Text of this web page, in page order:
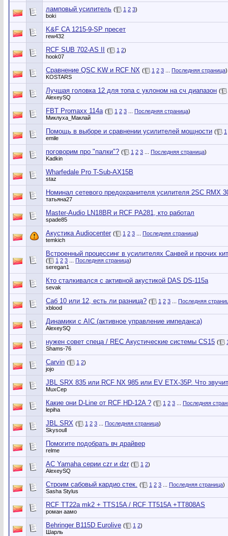
ламповый усилитель ( 1 2 3)
boki
K&F CA 1215-9-SP пресет
rew432
RCF SUB 702-AS II ( 1 2)
hook07
Сравнение QSC KW и RCF NX ( 1 2 3 Последняя страница)
KOSTARS
Лучшая головка 12 для топа с уклоном на сч диапазон (
AlexeySQ
FBT Promaxx 114a ( 1 2 3 Последняя страница)
Миклуха_Маклай
Помощь в выборе и сравнении усилителей мощности (
1
emile
поговорим про "палки"? ( 1 2 3 Последняя страница)
Kadkin
Wharfedale Pro T-Sub-AX15B
staz
Номинал сетевого предохранителя усилителя 2SC RMX
татьяна27
Master-Audio LN18BR и RCF PA281, кто работал
spade85
Акустика Audiocenter ( 1 2 3 Последняя страница)
temkich
Встроенный процессинг в усилителях Санвей и прочих
( 1 2 3 Последняя страница)
seregan1
Кто сталкивался с активной акустикой DAS DS-115a
sevak
Саб 10 или 12, есть ли разница? ( 1 2 3
Последняя
xblood
Динамики с AIC (активное управление импеданса)
AlexeySQ
нужен совет спеца / REC Акустические системы CS15 (
Shams-76
Carvin ( 1 2)
jojo
JBL SRX 835 или RCF NX 985 или EV ETX-35P. Что
MuxCep
Какие они D-Line от RCF HD-12A ? ( 1 2 3
Последняя
lepiha
JBL SRX ( 1 2 3 Последняя страница)
Skysoull
Помогите подобрать вч драйвер
relme
АС Yamaha серии czr и dzr ( 1 2)
AlexeySQ
Строим сабовый кардио стек. ( 1 2 3 Последняя страница)
Sasha Stylus
RCF TT22a mk2 + TTS15A / RCF TT515A +TT808AS
роман аамо
Behringer B115D Eurolive ( 1 2)
Шарль